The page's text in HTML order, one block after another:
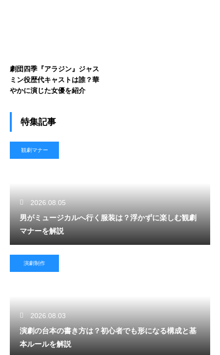
劇団四季『アラジン』ジャス
ミン役歴代キャストは誰？華
やかに演じた女優を紹介
特集記事
観劇マナー
2026.08.05
男がミュージカルへ行く服装は？浮かずに楽しむ観劇
マナーを解説
演劇制作
2026.08.03
演劇の台本の書き方は？初心者でも形になる構成と基
本ルールを解説